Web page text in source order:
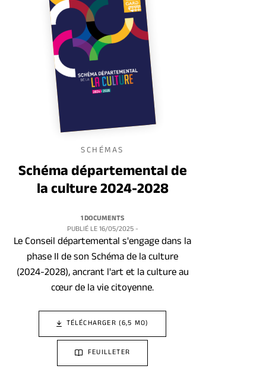
SCHÉMAS
Schéma départemental de
la culture 2024-2028
1 DOCUMENTS
PUBLIÉ LE16/05/2025 -
Le Conseil départemental s'engage dans la
phase II de son Schéma de la culture
(2024-2028), ancrant l'art et la culture au
cœur de la vie citoyenne.
TÉLÉCHARGER (6,5 MO)
FEUILLETER